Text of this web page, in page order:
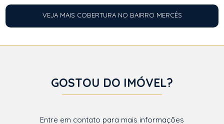
VEJA MAIS COBERTURA NO BAIRRO MERCÊS
GOSTOU DO IMÓVEL?
Entre em contato para mais informações